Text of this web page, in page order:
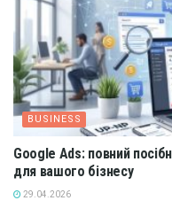
BUSINESS
Google Ads: повний
для вашого бізнесу
29.04.2026